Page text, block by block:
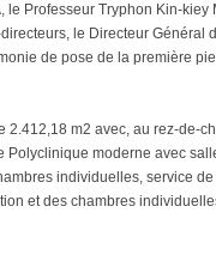
Professeur Tryphon Kin-kiey
le Directeur Général
de pose de la première
m2 avec, au rez-de-
moderne avec
individuelles, service
et des chambres